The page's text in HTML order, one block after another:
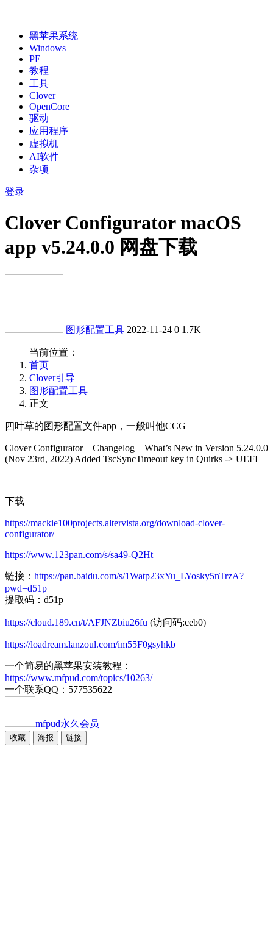
黑苹果系统
Windows
PE
教程
工具
Clover
OpenCore
驱动
应用程序
虚拟机
AI软件
杂项
登录
Clover Configurator macOS
app v5.24.0.0 网盘下载
图形配置工具 2022-11-24 0 1.7K
当前位置：
首页
Clover引导
图形配置工具
正文
四叶草的图形配置文件app，一般叫他CCG
Clover Configurator – Changelog – What’s New in Version 5.24.0.0
(Nov 23rd, 2022) Added TscSyncTimeout key in Quirks -> UEFI
下载
https://mackie100projects.altervista.org/download-clover-
configurator/
https://www.123pan.com/s/sa49-Q2Ht
链接： https://pan.baidu.com/s/1Watp23xYu_LYosky5nTrzA?
pwd=d51p
提取码：d51p
https://cloud.189.cn/t/AFJNZbiu26fu (访问码:ceb0)
https://loadream.lanzoul.com/im55F0gsyhkb
一个简易的黑苹果安装教程：
https://www.mfpud.com/topics/10263/
一个联系QQ：577535622
mfpud永久会员
收藏 海报 链接